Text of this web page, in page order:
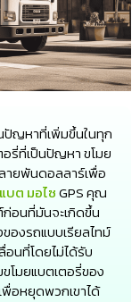
ปัญหาที่เพิ่มขึ้นในทุก
อรี่ที่เป็นปัญหา ขโมย
ายพันดอลลาร์เพื่อ
บต มอไซGPS คุณ
อนที่มันจะเกิดขึ้น
งรถแบบเรียลไทม์
นที่โดยไม่ได้รับ
โมยแบตเตอรี่ของ
อหยุดพวกเขาได้